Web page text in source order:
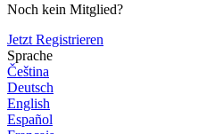
Noch kein Mitglied?
Jetzt Registrieren
Sprache
Čeština
Deutsch
English
Español